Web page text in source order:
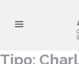
Tipo: